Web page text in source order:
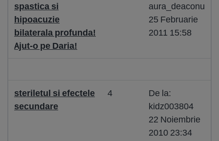
spastica si
hipoacuzie
bilaterala profunda!
Ajut-o pe Daria!
aura_deaconu
25 Februarie
2011 15:58
steriletul si efectele
secundare
4
De la:
kidz003804
22 Noiembrie
2010 23:34